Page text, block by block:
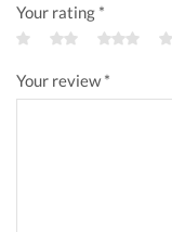
Your rating *
Your review*